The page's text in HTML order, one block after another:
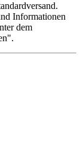
Informationen
dem